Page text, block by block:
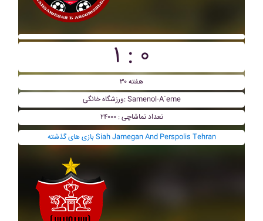
۱ : ۰
هفته ۳۰
ورزشگاه خانگی: Samenol-A`eme
تعداد تماشاچی : ۲۴۰۰۰
بازی های گذشته Siah Jamegan And Perspolis Tehran